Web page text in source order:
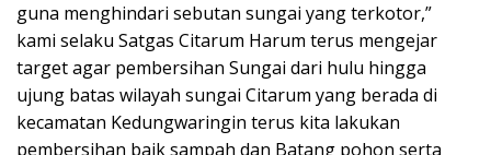
guna menghindari sebutan sungai yang terkotor,”
kami selaku Satgas Citarum Harum terus mengejar
target agar pembersihan Sungai dari hulu hingga
ujung batas wilayah sungai Citarum yang berada di
kecamatan Kedungwaringin terus kita lakukan
pembersihan baik sampah dan Batang pohon serta